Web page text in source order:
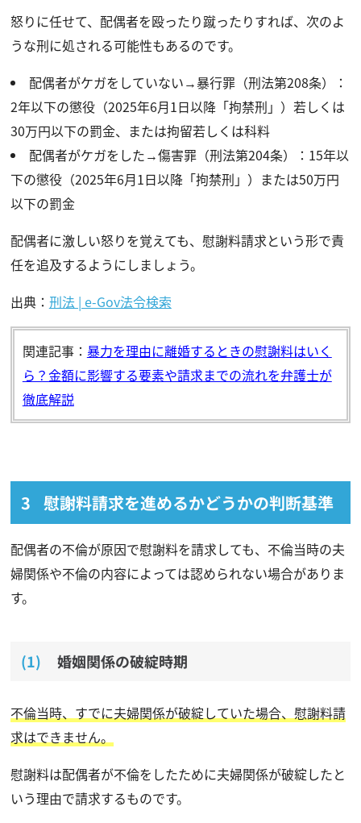
怒りに任せて、配偶者を殴ったり蹴ったりすれば、次のよ
うな刑に処される可能性もあるのです。
配偶者がケガをしていない→暴行罪（刑法第208条）：
2年以下の懲役（2025年6月1日以降「拘禁刑」）若しくは
30万円以下の罰金、または拘留若しくは科料
配偶者がケガをした→傷害罪（刑法第204条）：15年以
下の懲役（2025年6月1日以降「拘禁刑」）または50万円
以下の罰金
配偶者に激しい怒りを覚えても、慰謝料請求という形で責
任を追及するようにしましょう。
出典： 刑法 | e-Gov法令検索
関連記事： 暴力を理由に離婚するときの慰謝料はいく
ら？金額に影響する要素や請求までの流れを弁護士が
徹底解説
慰謝料請求を進めるかどうかの判断基準
配偶者の不倫が原因で慰謝料を請求しても、不倫当時の夫
婦関係や不倫の内容によっては認められない場合がありま
す。
婚姻関係の破綻時期
不倫当時、すでに夫婦関係が破綻していた場合、慰謝料請
求はできません。
慰謝料は配偶者が不倫をしたために夫婦関係が破綻したと
いう理由で請求するものです。